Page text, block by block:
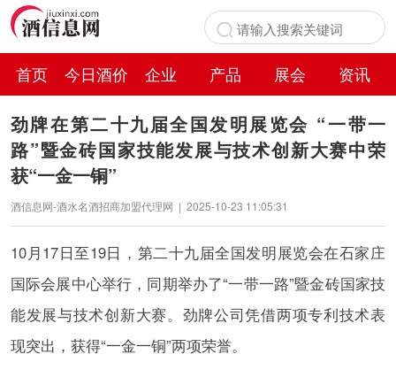
首页 今日酒价 企业 产品 展会
资讯
百科
劲牌在第二十九届全国发明展览会 “一带一
路”暨金砖国家技能发展与技术创新大赛中荣
获“一金一铜”
酒信息网-酒水名酒招商加盟代理网 | 2025-10-23 11:05:31
10月17日至19日，第二十九届全国发明展览会在石家庄
国际会展中心举行，同期举办了“一带一路”暨金砖国家技
能发展与技术创新大赛。劲牌公司凭借两项专利技术表
现突出，获得“一金一铜”两项荣誉。